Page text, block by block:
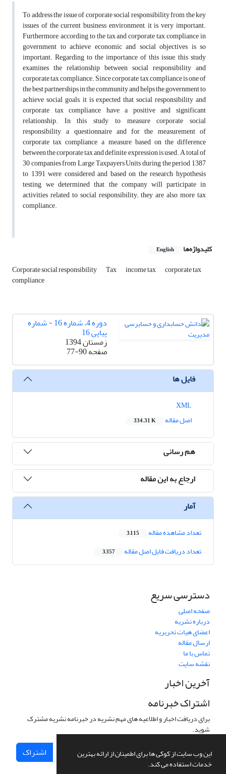
این وب سایت از کوکی ها برای اطمینان از ارائه بهترین
خدمات استفاده می کند.
To address the issue of corporate social responsibility from the key
issues of the current business environment, it is very important.
Furthermore, according to the tax and corporate tax compliance in
government to achieve economic and social objectives is so
important. Regarding to the importance of this issue, this study
examines the relationship between social responsibility and
corporate tax compliance. Since corporate tax compliance is one of
the best partnerships in the community and helps the government to
achieve social goals, it is expected that social responsibility and
corporate tax compliance have a positive and significant
relationship. In this study, to measure corporate social
responsibility, a questionnaire and for the measurement of
corporate tax compliance, a measure based on the difference
between the corporate tax and definite expression is used. A total of
30 companies from Large Taxpayers Units during the period 1387
to 1391 were considered and based on the research hypothesis
testing, we determined that the company will participate in
activities related to social responsibility; they are also more tax
compliance.
کلیدواژه‌ها English
Corporate social responsibility Tax income tax corporate tax
compliance
دوره 4، شماره 16 - شماره
پیاپی 16
زمستان 1394
صفحه77-90
فایل ها
اصل مقاله
334.31 K
هم رسانی
ارجاع به این مقاله
آمار
تعداد مشاهده مقاله 3,115
تعداد دریافت فایل اصل مقاله 3,357
دسترسی سریع
صفحه اصلی
درباره نشریه
اعضای هیات تحریریه
ارسال مقاله
تماس با ما
نقشه سایت
آخرین اخبار
اشتراک خبرنامه
برای دریافت اخبار و اطلاعیه های مهم نشریه در خبرنامه نشریه مشترک
شوید.
اشتراک